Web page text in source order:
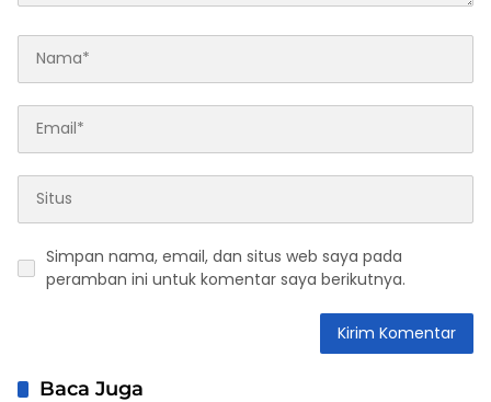
Simpan nama, email, dan situs web saya pada
peramban ini untuk komentar saya berikutnya.
Baca Juga